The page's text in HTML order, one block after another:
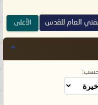
العام للقدس الأعلى
حسب: